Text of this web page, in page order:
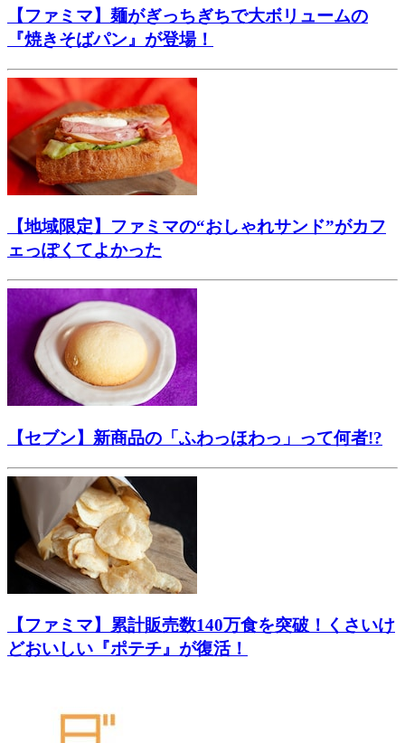
【ファミマ】麺がぎっちぎちで大ボリュームの
『焼きそばパン』が登場！
【地域限定】ファミマの“おしゃれサンド”がカフ
ェっぽくてよかった
【セブン】新商品の「ふわっほわっ」って何者!?
【ファミマ】累計販売数140万食を突破！くさいけ
どおいしい『ポテチ』が復活！